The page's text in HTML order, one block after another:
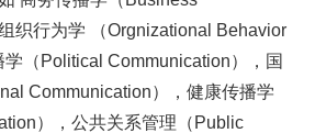
织行为学 （Orgnizational Behavior
（Political Communication），国
Communication），健康传播学
），公共关系管理（Public